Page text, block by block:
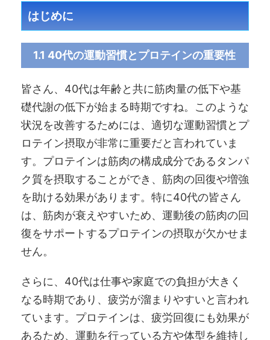
はじめに
1.1 40代の運動習慣とプロテインの重要性
皆さん、40代は年齢と共に筋肉量の低下や基
礎代謝の低下が始まる時期ですね。このような
状況を改善するためには、適切な運動習慣とプ
ロテイン摂取が非常に重要だと言われていま
す。プロテインは筋肉の構成成分であるタンパ
ク質を摂取することができ、筋肉の回復や増強
を助ける効果があります。特に40代の皆さん
は、筋肉が衰えやすいため、運動後の筋肉の回
復をサポートするプロテインの摂取が欠かせま
せん。
さらに、40代は仕事や家庭での負担が大きく
なる時期であり、疲労が溜まりやすいと言われ
ています。プロテインは、疲労回復にも効果が
あるため、運動を行っている方や体型を維持し